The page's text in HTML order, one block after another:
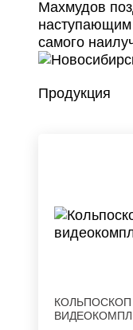
Махмудов
наступающим
самого
Продукция
КОЛЬПОСКОП